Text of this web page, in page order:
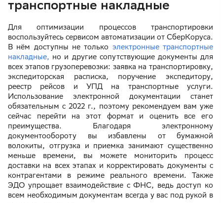
транспортные накладные
Для оптимизации процессов транспортировки
воспользуйтесь сервисом автоматизации от СберКоруса.
В нём доступны не только электронные транспортные
накладные, но и другие сопутствующие документы для
всех этапов грузоперевозки: заявка на транспортировку,
экспедиторская расписка, поручение экспедитору,
реестр рейсов и УПД на транспортные услуги.
Использование электронной документации станет
обязательным с 2022 г., поэтому рекомендуем вам уже
сейчас перейти на этот формат и оценить все его
преимущества. Благодаря электронному
документообороту вы избавлены от бумажной
волокиты, отгрузка и приемка занимают существенно
меньше времени, вы можете мониторить процесс
доставки на всех этапах и корректировать документы с
контрагентами в режиме реального времени. Также
ЭДО упрощает взаимодействие с ФНС, ведь доступ ко
всем необходимым документам всегда у вас под рукой в